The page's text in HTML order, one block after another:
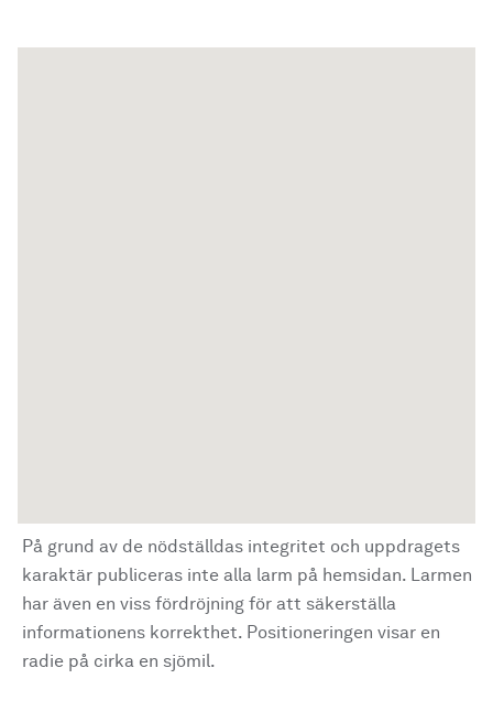
På grund av de nödställdas integritet och uppdragets
karaktär publiceras inte alla larm på hemsidan. Larmen
har även en viss fördröjning för att säkerställa
informationens korrekthet. Positioneringen visar en
radie på cirka en sjömil.